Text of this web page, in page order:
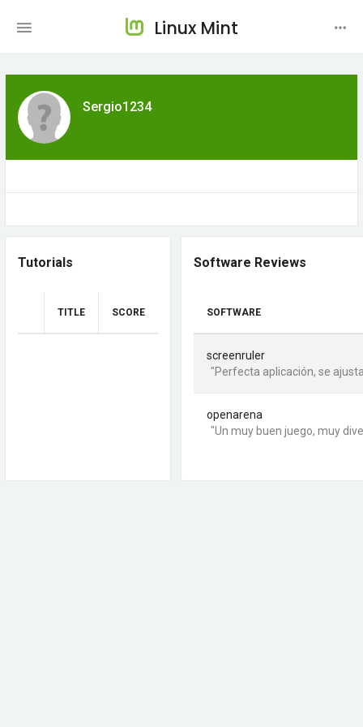
Linux Mint
Sergio1234
Tutorials
TITLE SCORE
Software Reviews
SOFTWARE
screenruler
"Perfecta aplicación, se
openarena
"Un muy buen juego, muy